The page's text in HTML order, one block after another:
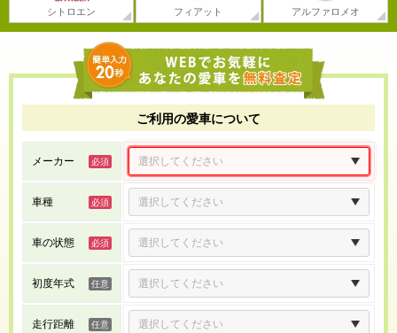
シトロエン フィアット アルファロメオ
ご利用の愛車について
メーカー
車種
車の状態
初度年式
走行距離